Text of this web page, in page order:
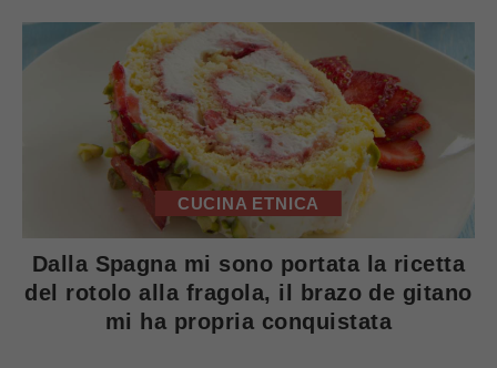
CUCINA ETNICA
Dalla Spagna mi sono portata la ricetta
del rotolo alla fragola, il brazo de gitano
mi ha propria conquistata